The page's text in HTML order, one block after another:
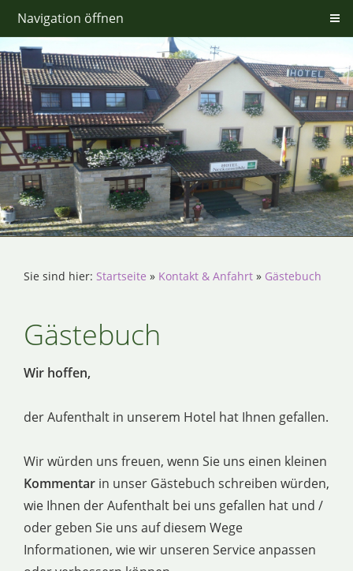
Navigation öffnen
Sie sind hier: Startseite » Kontakt & Anfahrt » Gästebuch
Gästebuch
Wir hoffen,
der Aufenthalt in unserem Hotel hat Ihnen gefallen.
Wir würden uns freuen, wenn Sie uns einen kleinen
Kommentar in unser Gästebuch schreiben würden,
wie Ihnen der Aufenthalt bei uns gefallen hat und /
oder geben Sie uns auf diesem Wege
Informationen, wie wir unseren Service anpassen